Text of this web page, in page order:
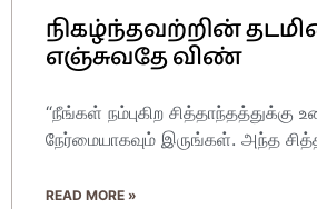
நிகழ்ந்தவற்றின்
எஞ்சுவதே விண்
“நீங்கள் நம்புகிற சித்தாந்தத்துக்கு
நேர்மையாகவும் இருங்கள். அந்த
READ MORE »